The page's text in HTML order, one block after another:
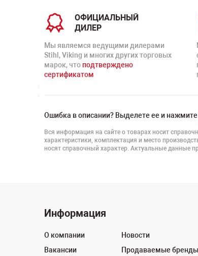
ОФИЦИАЛЬНЫЙ
ДИЛЕР
Мы являемся ведущими дилерами
Stihl, Viking и многих других торговых
марок, что подтверждено
сертификатом
Ошибка в описании? Выделете ее и нажмите
Вся информация на сайте о товарах носит
характеристики, комплектация и место
носят справочный характер. Актуальные данные
Информация
О компании
Вакансии
Новости
Продаваемые бренды